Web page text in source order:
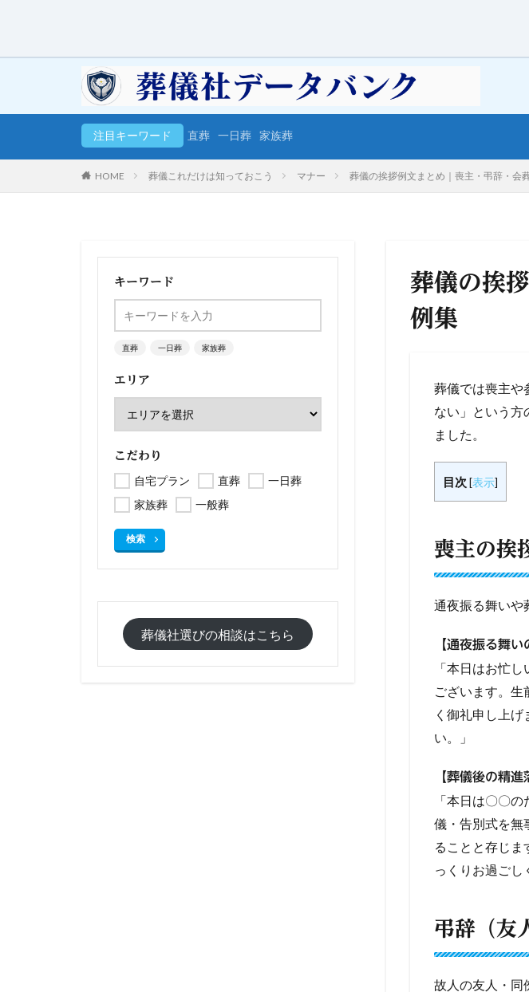
注目キーワード 直葬 一日葬 家族葬
HOME 葬儀これだけは知っておこう マナー 葬儀の挨拶例文まとめ｜喪主・弔辞・会
葬儀の挨
例集
葬儀では喪主や
ない」という方
ました。
目次 [表示]
喪主の挨
通夜振る舞いや
【通夜振る舞い
「本日はお忙
ございます。
く御礼申し上
い。」
【葬儀後の精進
「本日は〇〇
儀・告別式を無
ることと存じ
っくりお過ごし
弔辞（友
故人の友人・同
キーワード
直葬 一日葬 家族葬
エリア
こだわり
自宅プラン 直葬
一日葬
家族葬
一般葬
検索
葬儀社選びの相談はこちら